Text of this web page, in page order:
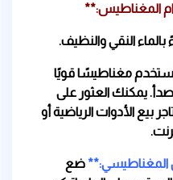
بالماء النقي والنظيف.
مغناطيسًا قويًا
يمكنك العثور على
الأدوات الرياضية أو
المغناطيسي:** ضع